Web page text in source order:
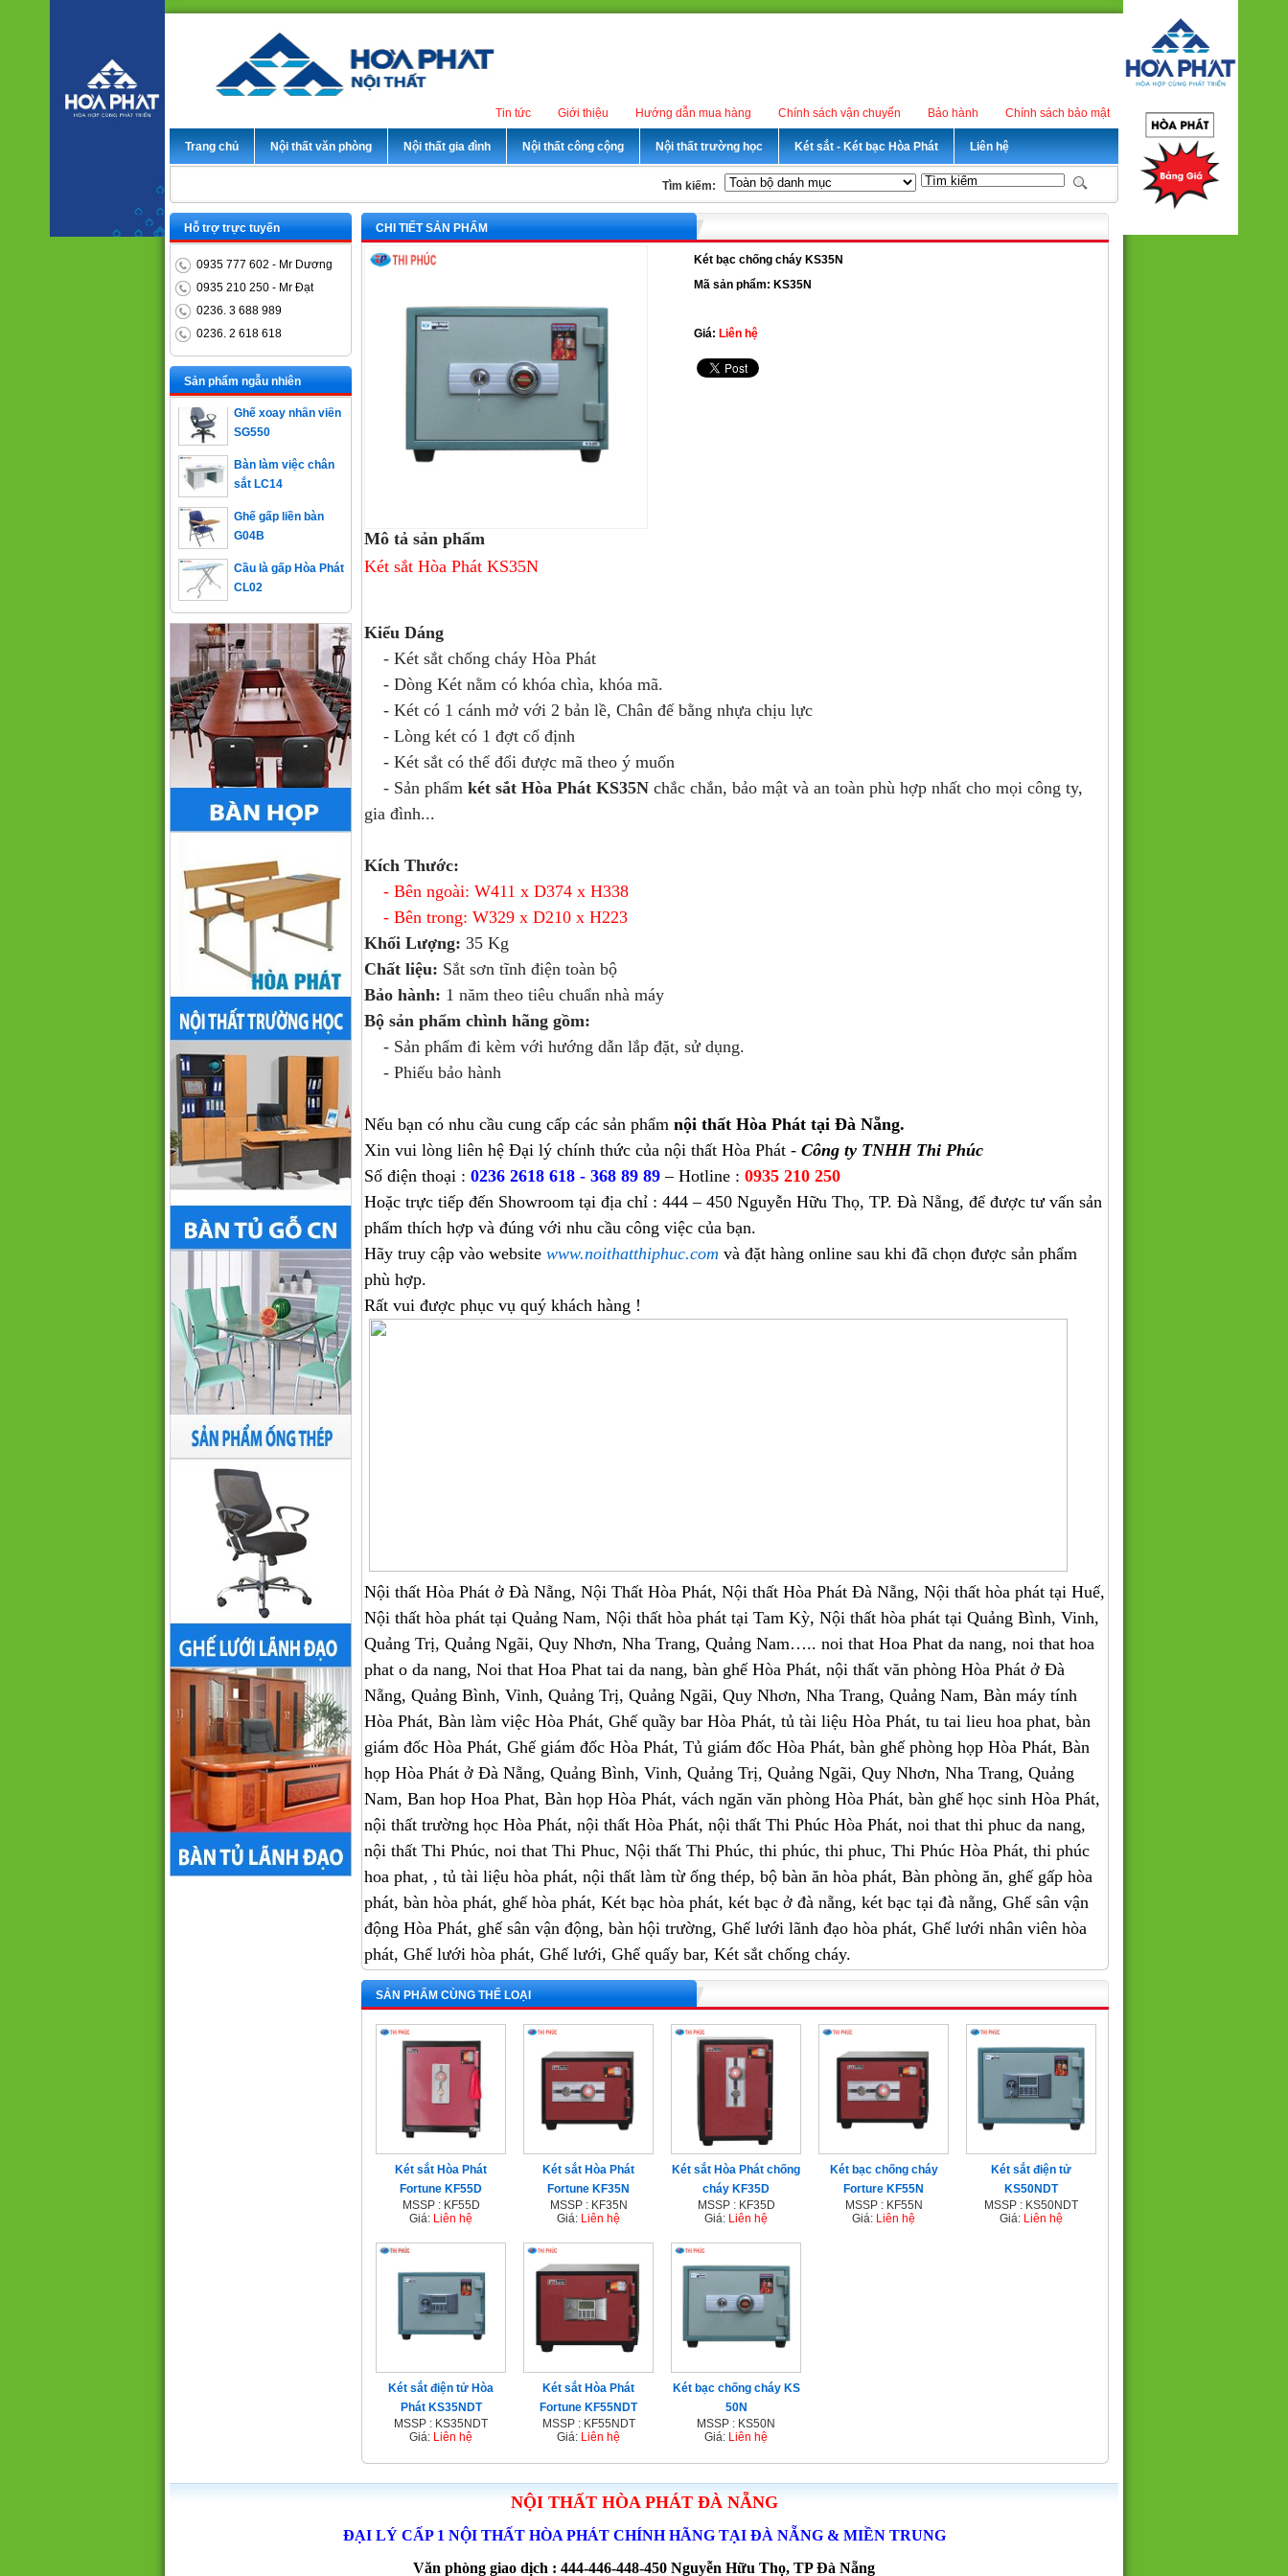
Chính sách bảo mật
Bảo hành
Chính sách vận chuyển
Hướng dẫn mua hàng
Giới thiệu
Tin tức
Trang chủ Nội thất văn phòng Nội thất gia đình Nội thất công cộng Nội thất trường học Két sắt - Két bạc Hòa Phát Liên hệ
Tìm kiếm:
CHI TIẾT SẢN PHẨM
Két bạc chống cháy KS35N
Mã sản phẩm: KS35N
Giá: Liên hệ
Mô tả sản phẩm
Két sắt Hòa Phát KS35N
Kiểu Dáng
- Két sắt chống cháy Hòa Phát
- Dòng Két nằm có khóa chìa, khóa mã.
- Két có 1 cánh mở với 2 bản lề, Chân đế bằng nhựa chịu lực
- Lòng két có 1 đợt cố định
- Két sắt có thể đổi được mã theo ý muốn
- Sản phẩm két sắt Hòa Phát KS35N chắc chắn, bảo mật và an toàn phù hợp nhất cho mọi công ty,
gia đình...
Kích Thước:
- Bên ngoài: W411 x D374 x H338
- Bên trong: W329 x D210 x H223
Khối Lượng: 35 Kg
Chất liệu: Sắt sơn tĩnh điện toàn bộ
Bảo hành: 1 năm theo tiêu chuẩn nhà máy
Bộ sản phẩm chình hãng gồm:
- Sản phẩm đi kèm với hướng dẫn lắp đặt, sử dụng.
- Phiếu bảo hành
Nếu bạn có nhu cầu cung cấp các sản phẩm nội thất Hòa Phát tại Đà Nẵng.
Xin vui lòng liên hệ Đại lý chính thức của nội thất Hòa Phát - Công ty TNHH Thi Phúc
Số điện thoại : 0236 2618 618 - 368 89 89 – Hotline : 0935 210 250
Hoặc trực tiếp đến Showroom tại địa chỉ : 444 – 450 Nguyễn Hữu Thọ, TP. Đà Nẵng, để được tư vấn sản
phẩm thích hợp và đúng với nhu cầu công việc của bạn.
Hãy truy cập vào website www.noithatthiphuc.com và đặt hàng online sau khi đã chọn được sản phẩm
phù hợp.
Rất vui được phục vụ quý khách hàng !
Nội thất Hòa Phát ở Đà Nẵng, Nội Thất Hòa Phát, Nội thất Hòa Phát Đà Nẵng, Nội thất hòa phát tại Huế,
Nội thất hòa phát tại Quảng Nam, Nội thất hòa phát tại Tam Kỳ, Nội thất hòa phát tại Quảng Bình, Vinh,
Quảng Trị, Quảng Ngãi, Quy Nhơn, Nha Trang, Quảng Nam….. noi that Hoa Phat da nang, noi that hoa
phat o da nang, Noi that Hoa Phat tai da nang, bàn ghế Hòa Phát, nội thất văn phòng Hòa Phát ở Đà
Nẵng, Quảng Bình, Vinh, Quảng Trị, Quảng Ngãi, Quy Nhơn, Nha Trang, Quảng Nam, Bàn máy tính
Hòa Phát, Bàn làm việc Hòa Phát, Ghế quầy bar Hòa Phát, tủ tài liệu Hòa Phát, tu tai lieu hoa phat, bàn
giám đốc Hòa Phát, Ghế giám đốc Hòa Phát, Tủ giám đốc Hòa Phát, bàn ghế phòng họp Hòa Phát, Bàn
họp Hòa Phát ở Đà Nẵng, Quảng Bình, Vinh, Quảng Trị, Quảng Ngãi, Quy Nhơn, Nha Trang, Quảng
Nam, Ban hop Hoa Phat, Bàn họp Hòa Phát, vách ngăn văn phòng Hòa Phát, bàn ghế học sinh Hòa Phát,
nội thất trường học Hòa Phát, nội thất Hòa Phát, nội thất Thi Phúc Hòa Phát, noi that thi phuc da nang,
nội thất Thi Phúc, noi that Thi Phuc, Nội thất Thi Phúc, thi phúc, thi phuc, Thi Phúc Hòa Phát, thi phúc
hoa phat, , tủ tài liệu hòa phát, nội thất làm từ ống thép, bộ bàn ăn hòa phát, Bàn phòng ăn, ghế gấp hòa
phát, bàn hòa phát, ghế hòa phát, Két bạc hòa phát, két bạc ở đà nẵng, két bạc tại đà nẵng, Ghế sân vận
động Hòa Phát, ghế sân vận động, bàn hội trường, Ghế lưới lãnh đạo hòa phát, Ghế lưới nhân viên hòa
phát, Ghế lưới hòa phát, Ghế lưới, Ghế quấy bar, Két sắt chống cháy.
SẢN PHẨM CÙNG THỂ LOẠI
Két sắt Hòa Phát
Fortune KF55D
MSSP : KF55D
Giá: Liên hệ
Két sắt Hòa Phát
Fortune KF35N
MSSP : KF35N
Giá: Liên hệ
Két sắt Hòa Phát chống
cháy KF35D
MSSP : KF35D
Giá: Liên hệ
Két bạc chống cháy
Forture KF55N
MSSP : KF55N
Giá: Liên hệ
Két sắt điện tử
KS50NDT
MSSP : KS50NDT
Giá: Liên hệ
Két sắt điện tử Hòa
Phát KS35NDT
MSSP : KS35NDT
Giá: Liên hệ
Két sắt Hòa Phát
Fortune KF55NDT
MSSP : KF55NDT
Giá: Liên hệ
Két bạc chống cháy KS
50N
MSSP : KS50N
Giá: Liên hệ
Hỗ trợ trực tuyến
0935 777 602 - Mr Dương
0935 210 250 - Mr Đạt
0236. 3 688 989
0236. 2 618 618
Sản phẩm ngẫu nhiên
ET1400D
Ghế xoay nhân viên
SG550
sắt LC14
G04B
CL02
NỘI THẤT HÒA PHÁT ĐÀ NẴNG
ĐẠI LÝ CẤP 1 NỘI THẤT HÒA PHÁT CHÍNH HÃNG TẠI ĐÀ NẴNG & MIỀN TRUNG
Văn phòng giao dịch : 444-446-448-450 Nguyễn Hữu Thọ, TP Đà Nẵng